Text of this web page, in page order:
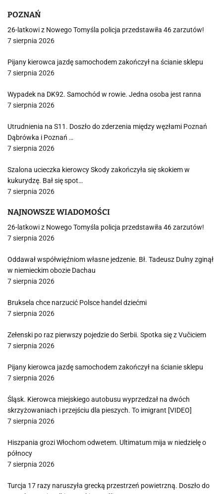
POZNAŃ
26-latkowi z Nowego Tomyśla policja przedstawiła 46 zarzutów!
7 sierpnia 2026
Pijany kierowca jazdę samochodem zakończył na ścianie sklepu
7 sierpnia 2026
Wypadek na DK92. Samochód w rowie. Jedna osoba jest ranna
7 sierpnia 2026
Utrudnienia na S11. Doszło do zderzenia między węzłami Poznań
Dąbrówka i Poznań …
7 sierpnia 2026
Szalona ucieczka kierowcy Skody zakończyła się skokiem w
kukurydzę. Bał się spot…
7 sierpnia 2026
NAJNOWSZE WIADOMOŚCI
26-latkowi z Nowego Tomyśla policja przedstawiła 46 zarzutów!
7 sierpnia 2026
Oddawał współwięźniom własne jedzenie. Bł. Tadeusz Dulny zginął
w niemieckim obozie Dachau
7 sierpnia 2026
Bruksela chce narzucić Polsce handel dziećmi
7 sierpnia 2026
Zełenski po raz pierwszy pojedzie do Serbii. Spotka się z Vučiciem
7 sierpnia 2026
Pijany kierowca jazdę samochodem zakończył na ścianie sklepu
7 sierpnia 2026
Śląsk. Kierowca miejskiego autobusu wyprzedzał na dwóch
skrzyżowaniach i przejściu dla pieszych. To imigrant [VIDEO]
7 sierpnia 2026
Hiszpania grozi Włochom odwetem. Ultimatum mija w niedzielę o
północy
7 sierpnia 2026
Turcja 17 razy naruszyła grecką przestrzeń powietrzną. Doszło do